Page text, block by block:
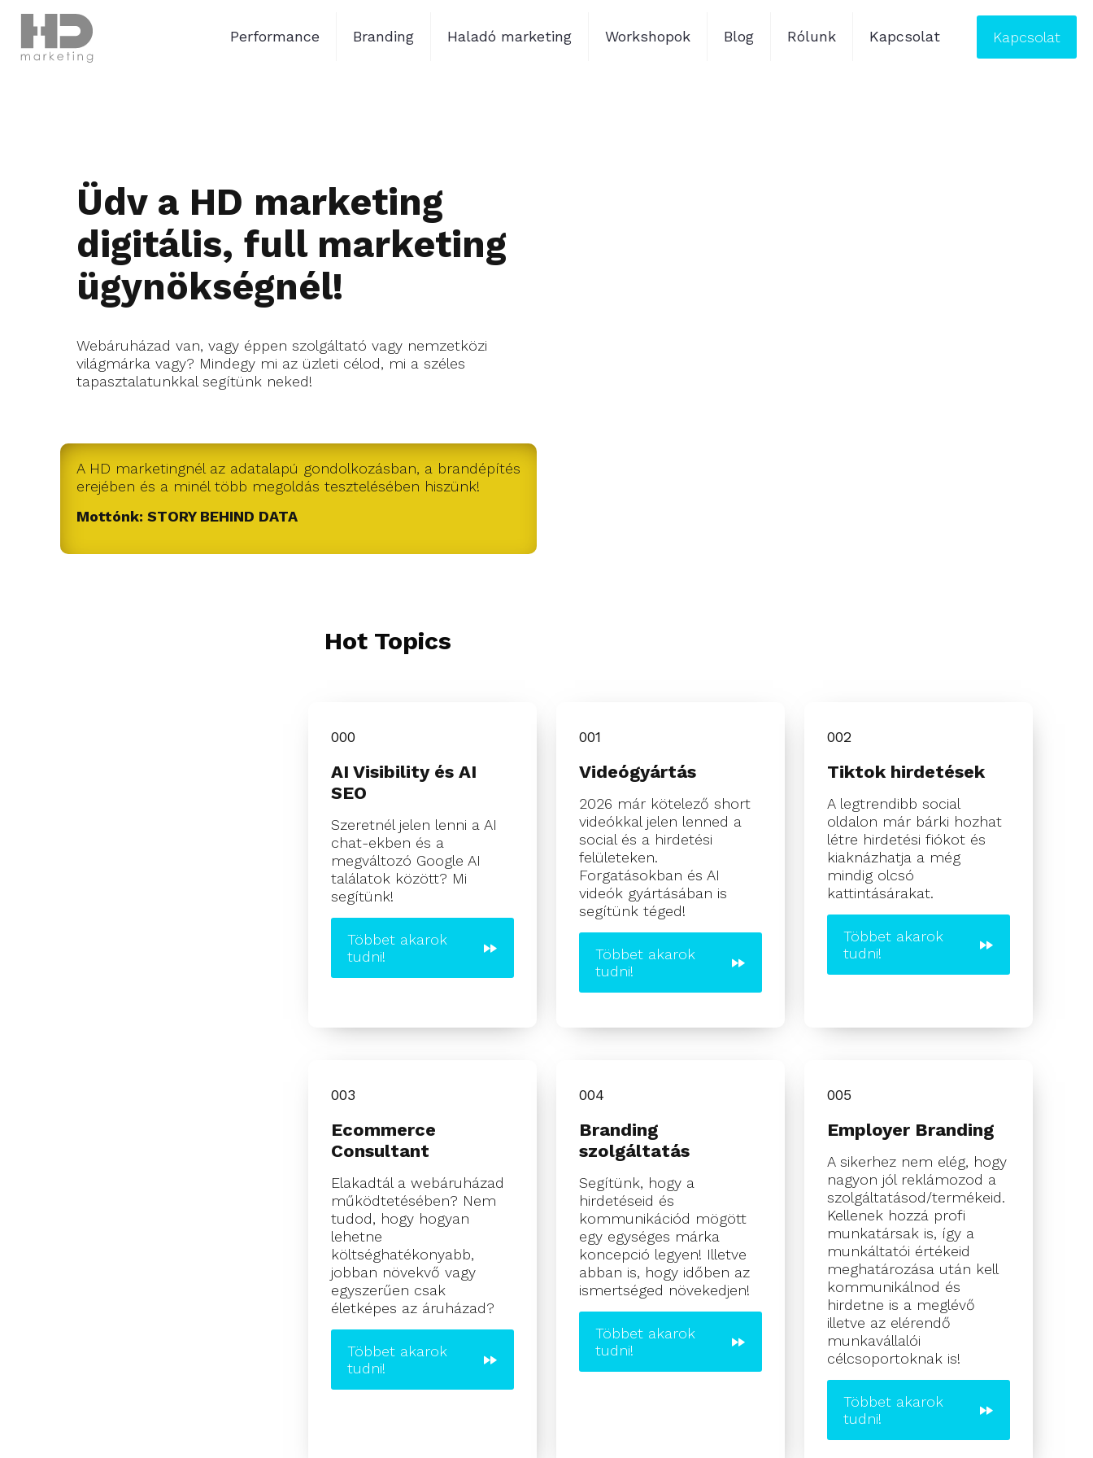
Performance Branding Haladó marketing Workshopok Blog Rólunk Kapcsolat Kapcsolat
Üdv a HD marketing
digitális, full marketing
ügynökségnél!
Webáruházad van, vagy éppen szolgáltató vagy nemzetközi
világmárka vagy? Mindegy mi az üzleti célod, mi a széles
tapasztalatunkkal segítünk neked!
A HD marketingnél az adatalapú gondolkozásban, a brandépítés
erejében és a minél több megoldás tesztelésében hiszünk!
Mottónk: STORY BEHIND DATA
Hot Topics
000
AI Visibility és AI
SEO
Szeretnél jelen lenni a AI
chat-ekben és a
megváltozó Google AI
találatok között? Mi
segítünk!
Többet akarok
tudni!
001
Videógyártás
2026 már kötelező short
videókkal jelen lenned a
social és a hirdetési
felületeken.
Forgatásokban és AI
videók gyártásában is
segítünk téged!
Többet akarok
tudni!
002
Tiktok hirdetések
A legtrendibb social
oldalon már bárki hozhat
létre hirdetési fiókot és
kiaknázhatja a még
mindig olcsó
kattintásárakat.
Többet akarok
tudni!
003
Ecommerce
Consultant
Elakadtál a webáruházad
működtetésében? Nem
tudod, hogy hogyan
lehetne
költséghatékonyabb,
jobban növekvő vagy
egyszerűen csak
életképes az áruházad?
Többet akarok
tudni!
004
Branding
szolgáltatás
Segítünk, hogy a
hirdetéseid és
kommunikációd mögött
egy egységes márka
koncepció legyen! Illetve
abban is, hogy időben az
ismertséged növekedjen!
Többet akarok
tudni!
005
Employer Branding
A sikerhez nem elég, hogy
nagyon jól reklámozod a
szolgáltatásod/termékeid.
Kellenek hozzá profi
munkatársak is, így a
munkáltatói értékeid
meghatározása után kell
kommunikálnod és
hirdetne is a meglévő
illetve az elérendő
munkavállalói
célcsoportoknak is!
Többet akarok
tudni!